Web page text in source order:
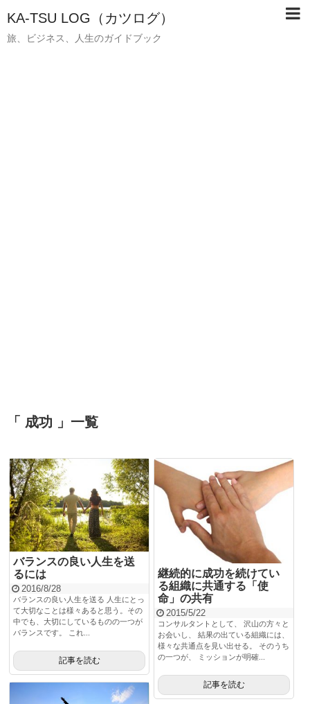
KA-TSU LOG（カツログ）
旅、ビジネス、人生のガイドブック
「 成功 」一覧
バランスの良い人生を送
るには
2016/8/28
バランスの良い人生を送る 人生にとっ
て大切なことは様々あると思う。その
中でも、大切にしているものの一つが
バランスです。 これ...
記事を読む
継続的に成功を続けてい
る組織に共通する「使
命」の共有
2015/5/22
コンサルタントとして、 沢山の方々と
お会いし、 結果の出ている組織には、
様々な共通点を見い出せる。 そのうち
の一つが、 ミッションが明確...
記事を読む